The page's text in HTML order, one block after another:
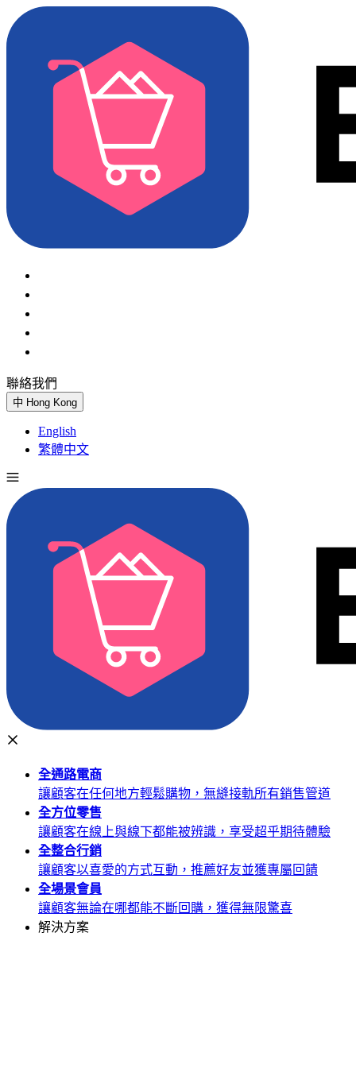
聯絡我們
中 Hong Kong
English
繁體中文
全通路電商
讓顧客在任何地方輕鬆購物，無縫接軌所有銷售管道
全方位零售
讓顧客在線上與線下都能被辨識，享受超乎期待體驗
全整合行銷
讓顧客以喜愛的方式互動，推薦好友並獲專屬回饋
全場景會員
讓顧客無論在哪都能不斷回購，獲得無限驚喜
解決方案